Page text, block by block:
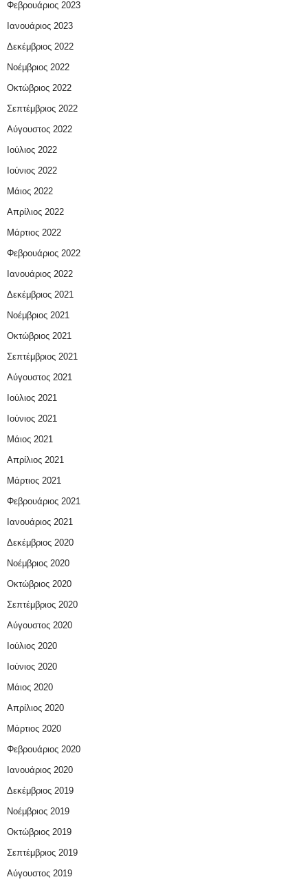
Φεβρουάριος 2023
Ιανουάριος 2023
Δεκέμβριος 2022
Νοέμβριος 2022
Οκτώβριος 2022
Σεπτέμβριος 2022
Αύγουστος 2022
Ιούλιος 2022
Ιούνιος 2022
Μάιος 2022
Απρίλιος 2022
Μάρτιος 2022
Φεβρουάριος 2022
Ιανουάριος 2022
Δεκέμβριος 2021
Νοέμβριος 2021
Οκτώβριος 2021
Σεπτέμβριος 2021
Αύγουστος 2021
Ιούλιος 2021
Ιούνιος 2021
Μάιος 2021
Απρίλιος 2021
Μάρτιος 2021
Φεβρουάριος 2021
Ιανουάριος 2021
Δεκέμβριος 2020
Νοέμβριος 2020
Οκτώβριος 2020
Σεπτέμβριος 2020
Αύγουστος 2020
Ιούλιος 2020
Ιούνιος 2020
Μάιος 2020
Απρίλιος 2020
Μάρτιος 2020
Φεβρουάριος 2020
Ιανουάριος 2020
Δεκέμβριος 2019
Νοέμβριος 2019
Οκτώβριος 2019
Σεπτέμβριος 2019
Αύγουστος 2019